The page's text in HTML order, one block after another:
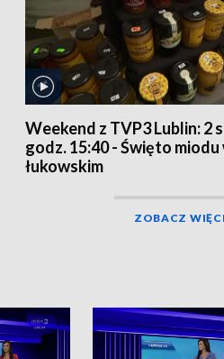
Weekend z TVP3 Lublin: 2
godz. 15:40 - Święto
łukowskim
ZOBACZ